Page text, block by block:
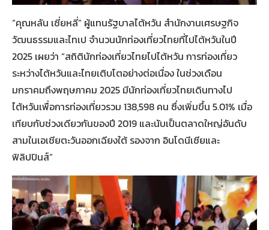
“คุณหลัน เซี่ยหลี่” ผู้แทนรัฐบาลไต้หวัน สำนักงานเศรษฐกิจ
วัฒนธรรมและไทเป จำนวนนักท่องเที่ยวไทยที่ไปไต้หวันในปี
2025 เผยว่า “สถิตินักท่องเที่ยวไทยไปไต้หวัน การท่องเที่ยว
ระหว่างไต้หวันและไทยเติบโตอย่างต่อเนื่อง ในช่วงเดือน
มกราคมถึงพฤษภาคม 2025 มีนักท่องเที่ยวไทยเดินทางไป
ไต้หวันเพื่อการท่องเที่ยวรวม 138,598 คน ซึ่งเพิ่มขึ้น 5.01% เมื่อ
เทียบกับช่วงเดียวกันของปี 2019 และนับเป็นตลาดใหญ่อันดับ
สามในเอเชียตะวันออกเฉียงใต้ รองจาก อินโดนีเซียและ
ฟิลิปปินส์”